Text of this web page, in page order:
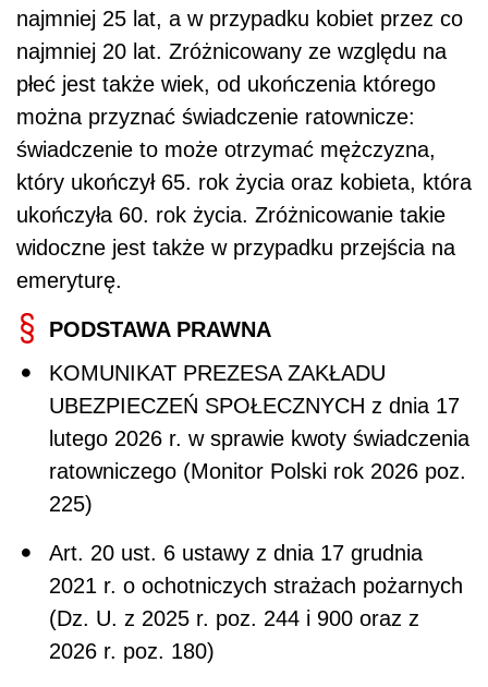
najmniej 25 lat, a w przypadku kobiet przez co
najmniej 20 lat. Zróżnicowany ze względu na
płeć jest także wiek, od ukończenia którego
można przyznać świadczenie ratownicze:
świadczenie to może otrzymać mężczyzna,
który ukończył 65. rok życia oraz kobieta, która
ukończyła 60. rok życia. Zróżnicowanie takie
widoczne jest także w przypadku przejścia na
emeryturę.
PODSTAWA PRAWNA
KOMUNIKAT PREZESA ZAKŁADU
UBEZPIECZEŃ SPOŁECZNYCH z dnia 17
lutego 2026 r. w sprawie kwoty świadczenia
ratowniczego (Monitor Polski rok 2026 poz.
225)
Art. 20 ust. 6 ustawy z dnia 17 grudnia
2021 r. o ochotniczych strażach pożarnych
(Dz. U. z 2025 r. poz. 244 i 900 oraz z
2026 r. poz. 180)